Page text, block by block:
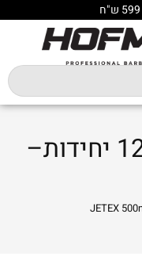
קרטון ספריי חיטוי 12 יחידות–